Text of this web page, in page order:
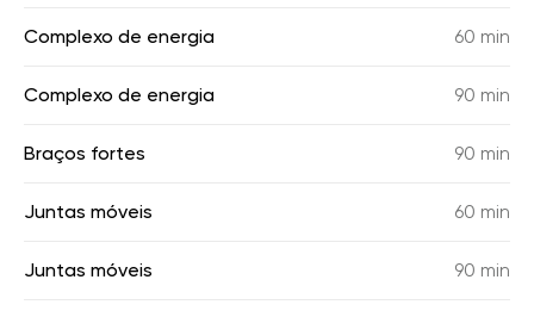
Complexo de energia 60 min
Complexo de energia 90 min
Braços fortes 90 min
Juntas móveis 60 min
Juntas móveis 90 min